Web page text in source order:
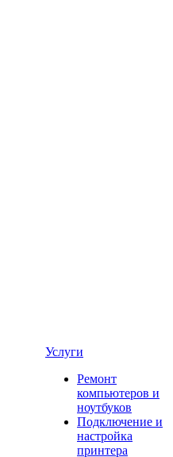
Услуги
Ремонт
компьютеров и
ноутбуков
Подключение и
настройка
принтера